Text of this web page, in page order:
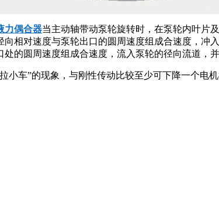
力偶合器当主动轴带动泵轮旋转时，在泵轮内叶片
相对速度与泵轮出口的圆周速度组成合速度，冲
的圆周速度组成合速度，流入泵轮的径向流道，
车”的现象，与刚性传动比较至少可下降一个电